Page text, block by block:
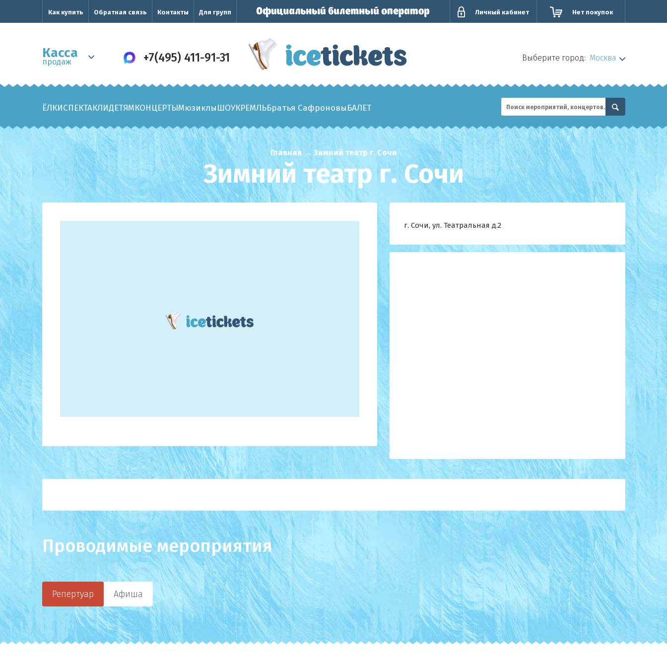
Как купить Обратная связь Контакты Для групп Личный кабинет Нет покупок
Касса
продаж +7(495) 411-91-31 Выберите город: Москва
ЁЛКИСПЕКТАКЛИДЕТЯМКОНЦЕРТЫМюзиклыШОУКРЕМЛЬБратья СафроновыБАЛЕТ
Главная → Зимний театр г. Сочи
Зимний театр г. Сочи
г. Сочи, ул. Театральная д.2
Проводимые мероприятия
Репертуар Афиша